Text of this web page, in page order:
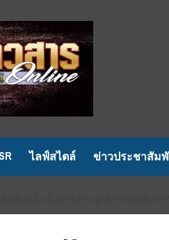
ไลฟ์สไตล์ ข่าวประชาสัม